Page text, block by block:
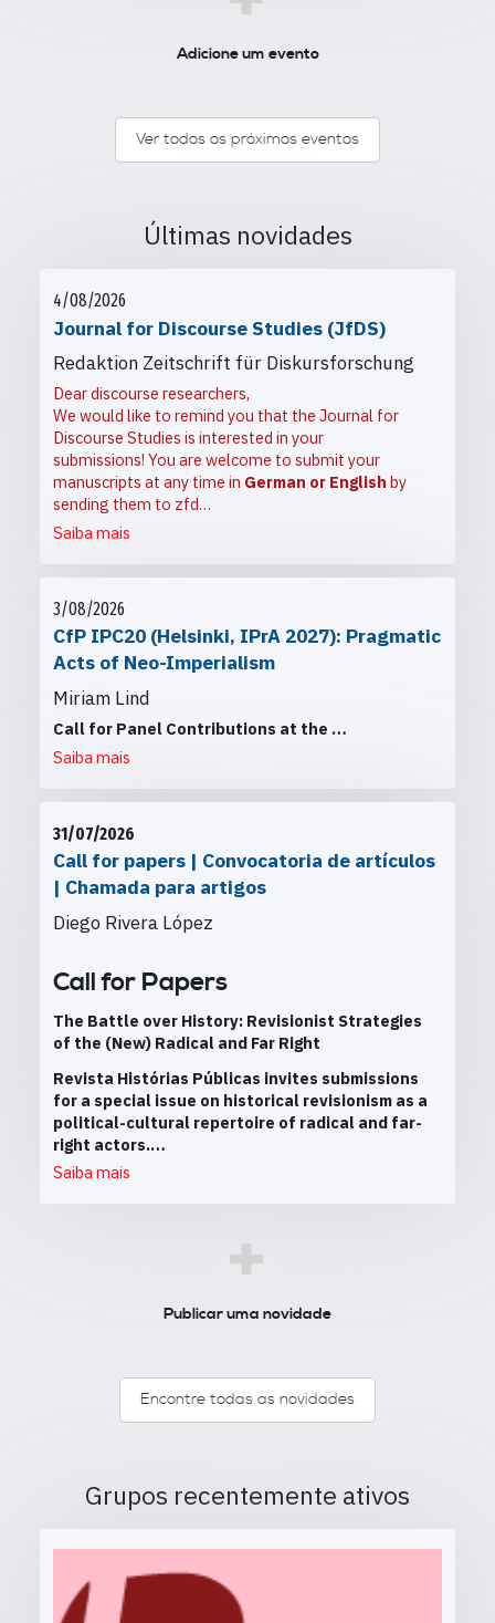
Adicione um evento
Ver todos os próximos eventos
Últimas novidades
4/08/2026
Journal for Discourse Studies (JfDS)
Redaktion Zeitschrift für Diskursforschung
Dear discourse researchers,
We would like to remind you that the Journal for
Discourse Studies is interested in your
submissions! You are welcome to submit your
manuscripts at any time in German or English by
sending them to zfd…
Saiba mais
3/08/2026
CfP IPC20 (Helsinki, IPrA 2027): Pragmatic
Acts of Neo-Imperialism
Miriam Lind
Call for Panel Contributions at the …
Saiba mais
31/07/2026
Call for papers | Convocatoria de artículos
| Chamada para artigos
Diego Rivera López
Call for Papers
The Battle over History: Revisionist Strategies
of the (New) Radical and Far Right
Revista Histórias Públicas invites submissions
for a special issue on historical revisionism as a
political-cultural repertoire of radical and far-
right actors.…
Saiba mais
+
Publicar uma novidade
Encontre todas as novidades
Grupos recentemente ativos